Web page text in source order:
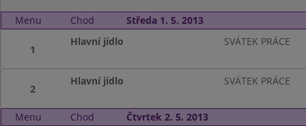
Menu Chod Středa 1. 5. 2013
1
Hlavní jídlo SVÁTEK PRÁCE
2
Hlavní jídlo SVÁTEK PRÁCE
Menu Chod Čtvrtek 2. 5. 2013